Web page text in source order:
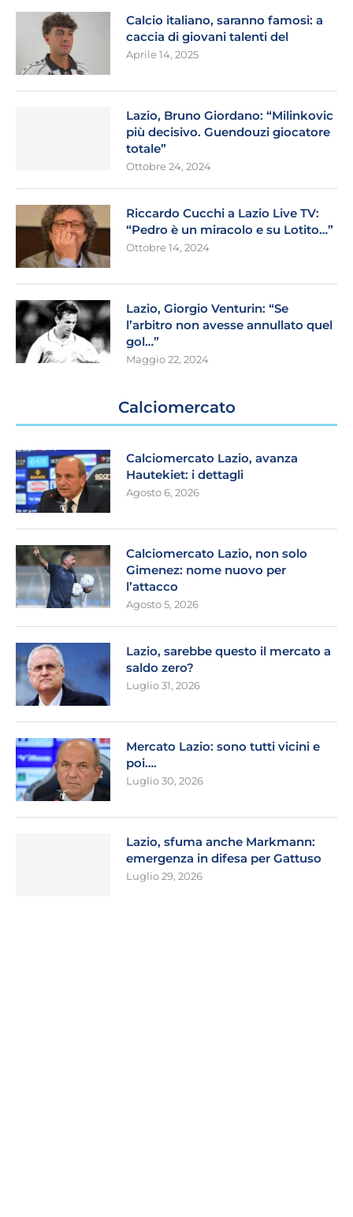
Calcio italiano, saranno famosi: a
caccia di giovani talenti del
Aprile 14, 2025
Lazio, Bruno Giordano: “Milinkovic
più decisivo. Guendouzi giocatore
totale”
Ottobre 24, 2024
Riccardo Cucchi a Lazio Live TV:
“Pedro è un miracolo e su Lotito…”
Ottobre 14, 2024
Lazio, Giorgio Venturin: “Se
l’arbitro non avesse annullato quel
gol…”
Maggio 22, 2024
Calciomercato
Calciomercato Lazio, avanza
Hautekiet: i dettagli
Agosto 6, 2026
Calciomercato Lazio, non solo
Gimenez: nome nuovo per
l’attacco
Agosto 5, 2026
Lazio, sarebbe questo il mercato a
saldo zero?
Luglio 31, 2026
Mercato Lazio: sono tutti vicini e
poi….
Luglio 30, 2026
Lazio, sfuma anche Markmann:
emergenza in difesa per Gattuso
Luglio 29, 2026